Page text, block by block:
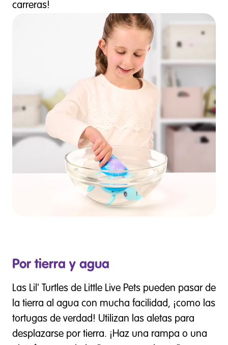
carreras!
Por tierra y agua
Las Lil' Turtles de Little Live Pets pueden pasar de
la tierra al agua con mucha facilidad, ¡como las
tortugas de verdad! Utilizan las aletas para
desplazarse por tierra. ¡Haz una rampa o una